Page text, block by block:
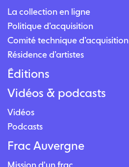
La collection en ligne
Politique d’acquisition
Comité technique d’acquisition
Résidence d’artistes
Éditions
Vidéos & podcasts
Vidéos
Podcasts
Frac Auvergne
Mission d'un frac